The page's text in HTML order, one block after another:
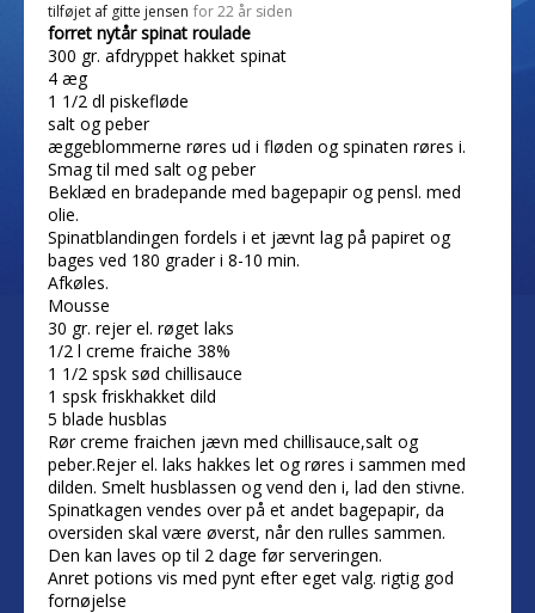
tilføjet af gitte jensen for 22 år siden
forret nytår spinat roulade
300 gr. afdryppet hakket spinat
4 æg
1 1/2 dl piskefløde
salt og peber
æggeblommerne røres ud i fløden og spinaten røres i.
Smag til med salt og peber
Beklæd en bradepande med bagepapir og pensl. med
olie.
Spinatblandingen fordels i et jævnt lag på papiret og
bages ved 180 grader i 8-10 min.
Afkøles.
Mousse
30 gr. rejer el. røget laks
1/2 l creme fraiche 38%
1 1/2 spsk sød chillisauce
1 spsk friskhakket dild
5 blade husblas
Rør creme fraichen jævn med chillisauce,salt og
peber.Rejer el. laks hakkes let og røres i sammen med
dilden. Smelt husblassen og vend den i, lad den stivne.
Spinatkagen vendes over på et andet bagepapir, da
oversiden skal være øverst, når den rulles sammen.
Den kan laves op til 2 dage før serveringen.
Anret potions vis med pynt efter eget valg. rigtig god
fornøjelse